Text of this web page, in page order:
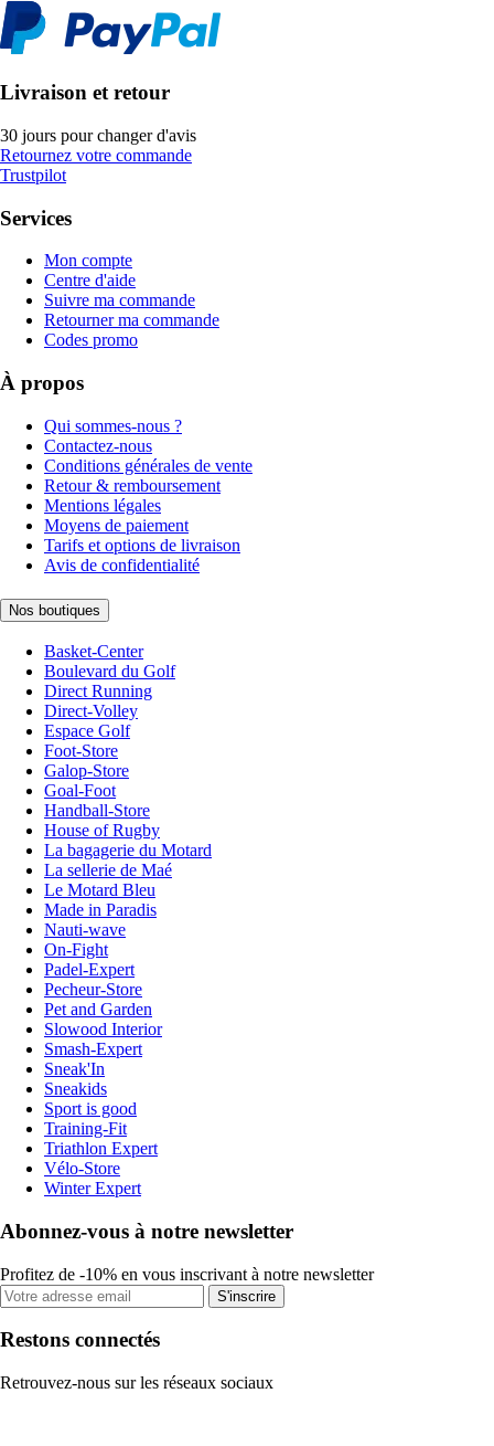
Livraison et retour
30 jours pour changer d'avis
Retournez votre commande
Trustpilot
Services
Mon compte
Centre d'aide
Suivre ma commande
Retourner ma commande
Codes promo
À propos
Qui sommes-nous ?
Contactez-nous
Conditions générales de vente
Retour & remboursement
Mentions légales
Moyens de paiement
Tarifs et options de livraison
Avis de confidentialité
Nos boutiques
Basket-Center
Boulevard du Golf
Direct Running
Direct-Volley
Espace Golf
Foot-Store
Galop-Store
Goal-Foot
Handball-Store
House of Rugby
La bagagerie du Motard
La sellerie de Maé
Le Motard Bleu
Made in Paradis
Nauti-wave
On-Fight
Padel-Expert
Pecheur-Store
Pet and Garden
Slowood Interior
Smash-Expert
Sneak'In
Sneakids
Sport is good
Training-Fit
Triathlon Expert
Vélo-Store
Winter Expert
Abonnez-vous à notre newsletter
Profitez de -10% en vous inscrivant à notre newsletter
S'inscrire
Restons connectés
Retrouvez-nous sur les réseaux sociaux